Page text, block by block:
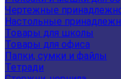
Чертежные
Настольные
Товары для школы
Товары для офиса
Папки, сумки и файлы
Тетради